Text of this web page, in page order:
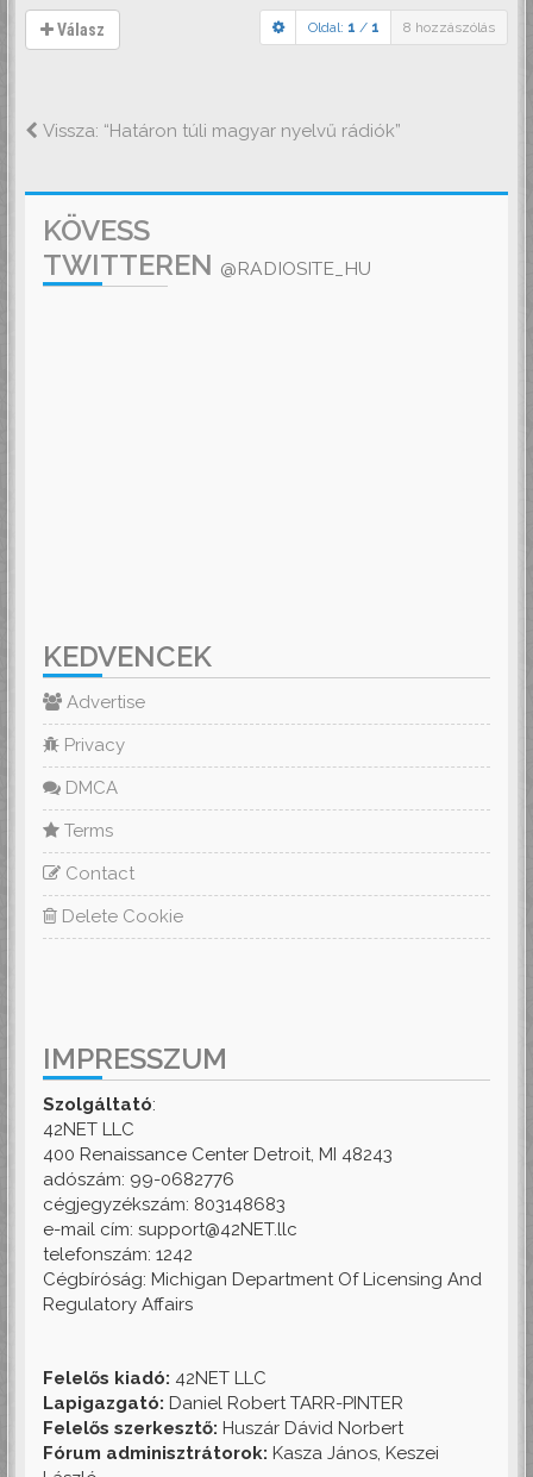
Válasz Oldal: 1 / 1 8 hozzászólás
Vissza: “Határon túli magyar nyelvű rádiók”
KÖVESS
TWITTEREN @RADIOSITE_HU
KEDVENCEK
Advertise
Privacy
DMCA
Terms
Contact
Delete Cookie
IMPRESSZUM
Szolgáltató:
42NET LLC
400 Renaissance Center Detroit, MI 48243
adószám: 99-0682776
cégjegyzékszám: 803148683
e-mail cím: support@42NET.llc
telefonszám: 1242
Cégbíróság: Michigan Department Of Licensing And
Regulatory Affairs
Felelős kiadó: 42NET LLC
Lapigazgató: Daniel Robert TARR-PINTER
Felelős szerkesztő: Huszár Dávid Norbert
Fórum adminisztrátorok: Kasza János, Keszei